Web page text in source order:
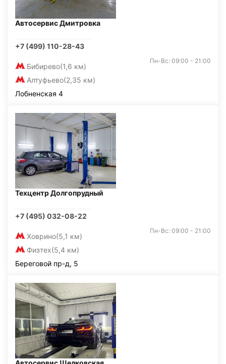
Автосервис Дмитровка
+7 (499) 110-28-43
Бибирево(1,6 км)
Алтуфьево(2,35 км)
Пн-Вс: 09:00 - 21:00
Лобненская 4
Техцентр Долгопрудный
+7 (495) 032-08-22
Ховрино(5,1 км)
Физтех(5,4 км)
Пн-Вс: 09:00 - 21:00
Береговой пр-д, 5